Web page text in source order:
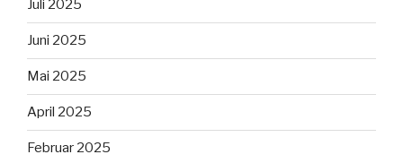
Juli 2025
Juni 2025
Mai 2025
April 2025
Februar 2025